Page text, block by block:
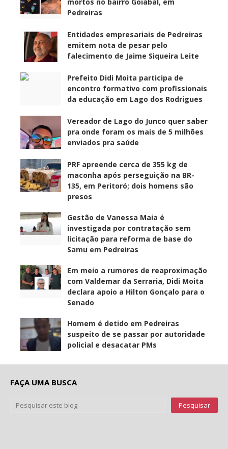
mortos no bairro Goiabal, em
Pedreiras
Entidades empresariais de Pedreiras
emitem nota de pesar pelo
falecimento de Jaime Siqueira Leite
Prefeito Didi Moita participa de
encontro formativo com profissionais
da educação em Lago dos Rodrigues
Vereador de Lago do Junco quer saber
pra onde foram os mais de 5 milhões
enviados pra saúde
PRF apreende cerca de 355 kg de
maconha após perseguição na BR-
135, em Peritoró; dois homens são
presos
Gestão de Vanessa Maia é
investigada por contratação sem
licitação para reforma de base do
Samu em Pedreiras
Em meio a rumores de reaproximação
com Valdemar da Serraria, Didi Moita
declara apoio a Hilton Gonçalo para o
Senado
Homem é detido em Pedreiras
suspeito de se passar por autoridade
policial e desacatar PMs
FAÇA UMA BUSCA